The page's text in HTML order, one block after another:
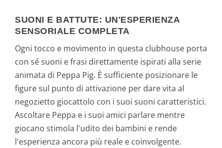
SUONI E BATTUTE: UN'ESPERIENZA
SENSORIALE COMPLETA
Ogni tocco e movimento in questa clubhouse porta
con sé suoni e frasi direttamente ispirati alla serie
animata di Peppa Pig. È sufficiente posizionare le
figure sul punto di attivazione per dare vita al
negozietto giocattolo con i suoi suoni caratteristici.
Ascoltare Peppa e i suoi amici parlare mentre
giocano stimola l'udito dei bambini e rende
l'esperienza ancora più reale e coinvolgente.